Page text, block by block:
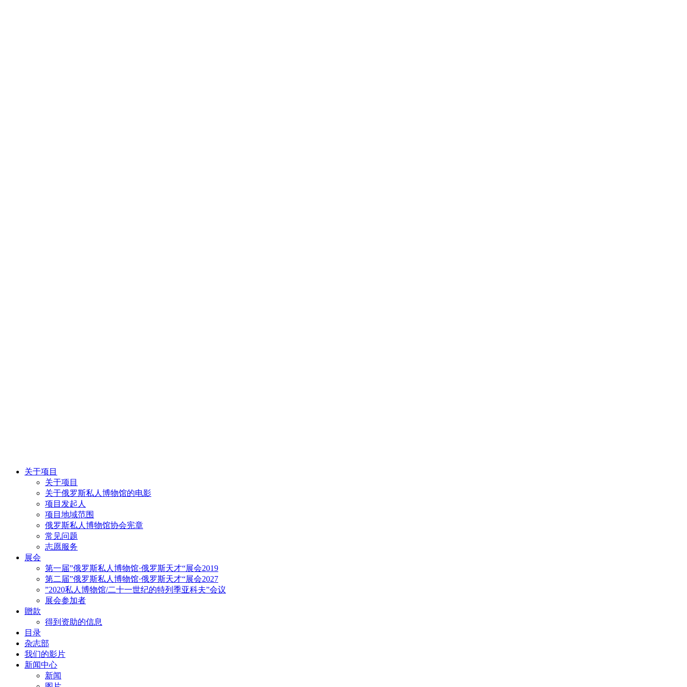
关于项目
关于项目
关于俄罗斯私人博物馆的电影
项目发起人
项目地域范围
俄罗斯私人博物馆协会宪章
常见问题
志愿服务
展会
第一届”俄罗斯私人博物馆·俄罗斯天才“展会2019
第二届”俄罗斯私人博物馆·俄罗斯天才“展会2027
”2020私人博物馆/二十一世纪的特列季亚科夫”会议
展会参加者
贈款
得到资助的信息
目录
杂志部
我们的影片
新闻中心
新闻